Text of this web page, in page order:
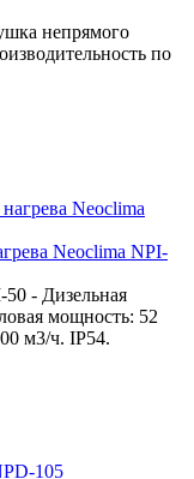
непрямого
по
Neoclima NPI-
- Дизельная
мощность: 52
м3/ч. IP54.